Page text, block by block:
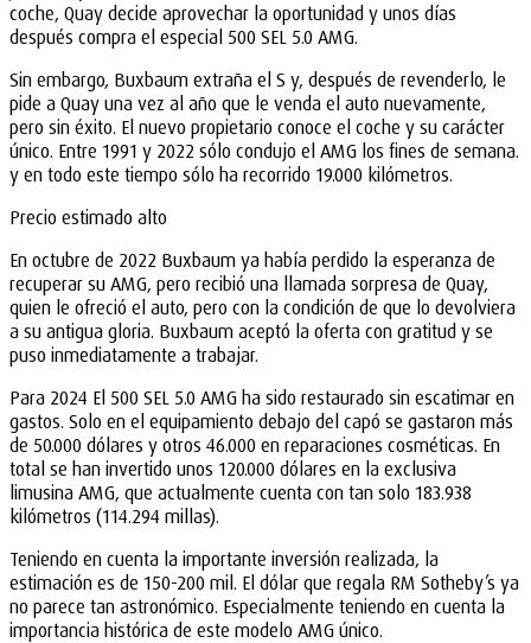
coche, Quay decide aprovechar la oportunidad y unos días
después compra el especial 500 SEL 5.0 AMG.
Sin embargo, Buxbaum extraña el S y, después de revenderlo, le
pide a Quay una vez al año que le venda el auto nuevamente,
pero sin éxito. El nuevo propietario conoce el coche y su carácter
único. Entre 1991 y 2022 sólo condujo el AMG los fines de semana.
y en todo este tiempo sólo ha recorrido 19.000 kilómetros.
Precio estimado alto
En octubre de 2022 Buxbaum ya había perdido la esperanza de
recuperar su AMG, pero recibió una llamada sorpresa de Quay,
quien le ofreció el auto, pero con la condición de que lo devolviera
a su antigua gloria. Buxbaum aceptó la oferta con gratitud y se
puso inmediatamente a trabajar.
Para 2024 El 500 SEL 5.0 AMG ha sido restaurado sin escatimar en
gastos. Solo en el equipamiento debajo del capó se gastaron más
de 50.000 dólares y otros 46.000 en reparaciones cosméticas. En
total se han invertido unos 120.000 dólares en la exclusiva
limusina AMG, que actualmente cuenta con tan solo 183.938
kilómetros (114.294 millas).
Teniendo en cuenta la importante inversión realizada, la
estimación es de 150-200 mil. El dólar que regala RM Sotheby’s ya
no parece tan astronómico. Especialmente teniendo en cuenta la
importancia histórica de este modelo AMG único.